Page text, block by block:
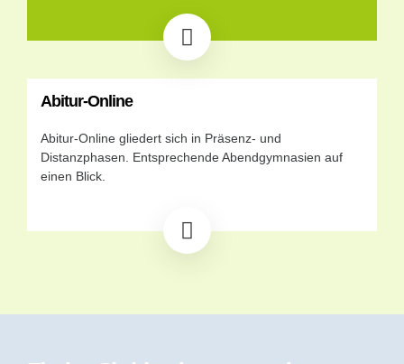
Abitur-Online
Abitur-Online gliedert sich in Präsenz- und
Distanzphasen. Entsprechende Abendgymnasien auf
einen Blick.